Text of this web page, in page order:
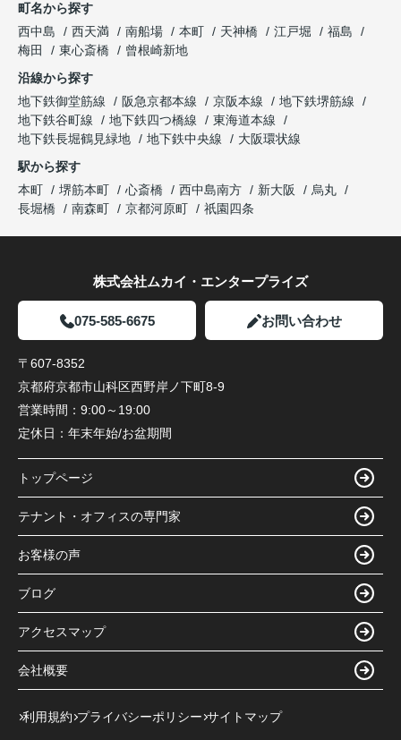
町名から探す
西中島
西天満 南船場 本町 天神橋 江戸堀
福島
梅田
東心斎橋
曾根崎新地
沿線から探す
地下鉄御堂筋線
阪急京都本線 京阪本線
地下鉄堺筋線
地下鉄谷町線
地下鉄四つ橋線
東海道本線
地下鉄長堀鶴見緑地
地下鉄中央線
大阪環状線
駅から探す
本町
堺筋本町 心斎橋 西中島南方 新大阪
烏丸
長堀橋
南森町 京都河原町 祇園四条
株式会社ムカイ・エンタープライズ
075-585-6675 お問い合わせ
〒607-8352
京都府京都市山科区西野岸ノ下町8-9
営業時間： 9:00～19:00
定休日： 年末年始/お盆期間
トップページ
テナント・オフィスの専門家
お客様の声
ブログ
アクセスマップ
会社概要
利用規約 プライバシーポリシー サイトマップ